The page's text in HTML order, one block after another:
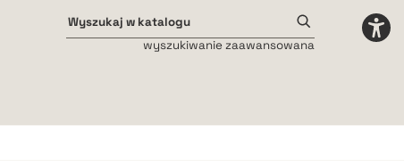
wyszukiwanie zaawansowana